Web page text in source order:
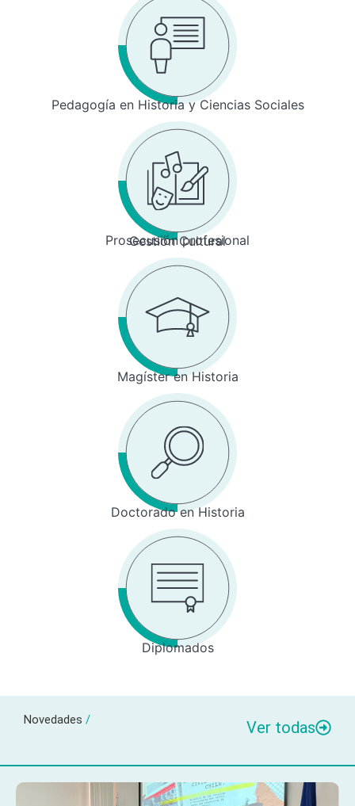
Pedagogía en Historia y Ciencias Sociales
Prosecusión profesional
Gestión Cultural
Magíster en Historia
Doctorado en Historia
Diplomados
Novedades / Ver todas